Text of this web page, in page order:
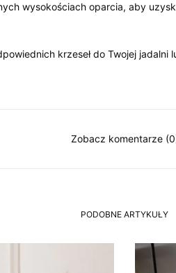
wysokościach oparcia, aby
krzeseł do Twojej jadalni
Zobacz komentarze
PODOBNE ARTYKUŁY